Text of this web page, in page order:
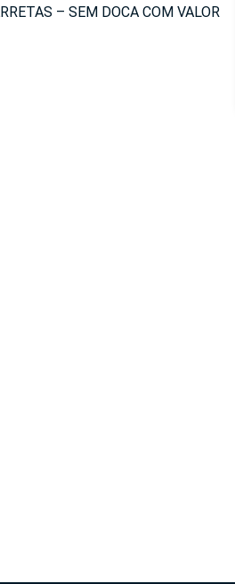
– SEM DOCA COM VALOR